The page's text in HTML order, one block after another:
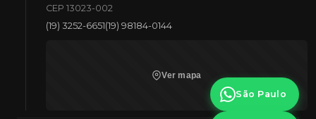
CEP 13023-002
(19) 3252-6651(19) 98184-0144
Ver mapa
São Paulo